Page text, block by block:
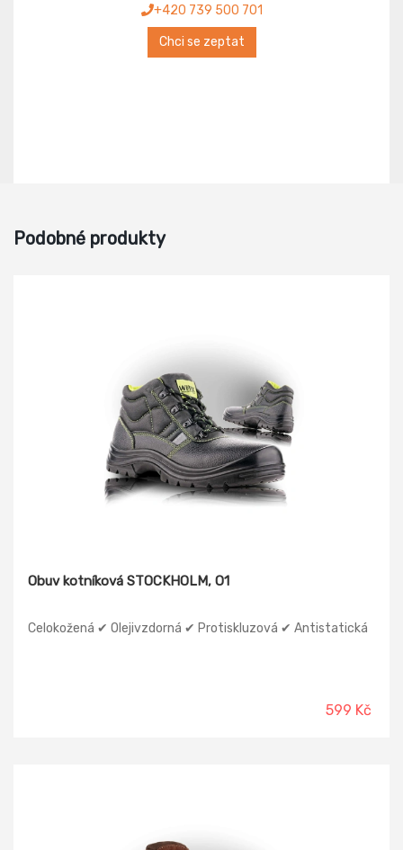
+420 739 500 701
Chci se zeptat
Podobné produkty
Obuv kotníková STOCKHOLM, O1
Celokožená ✔ Olejivzdorná ✔ Protiskluzová ✔ Antistatická
599 Kč